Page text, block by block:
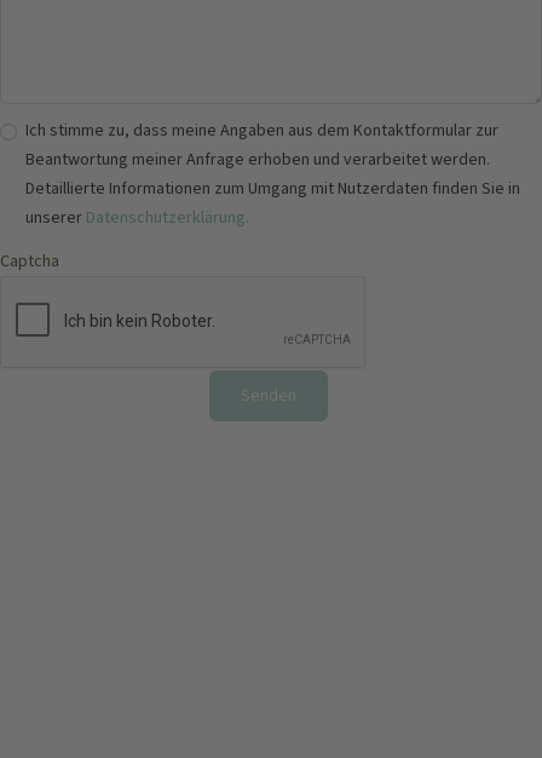
Ich stimme zu, dass meine Angaben aus dem Kontakt­formular zur
Beantwortung meiner Anfrage erhoben und verarbeitet werden.
Detaillierte Informationen zum Umgang mit Nutzerdaten finden Sie in
unserer Datenschutzerklärung.
Captcha